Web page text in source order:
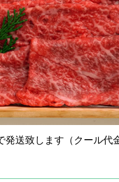
発送致します（クール代